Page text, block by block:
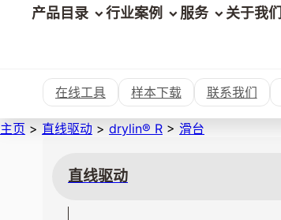
产品目录 行业案例 服务 关于我们
在线工具 样本下载 联系我们
主页 > 直线驱动 > drylin® R > 滑台
直线驱动